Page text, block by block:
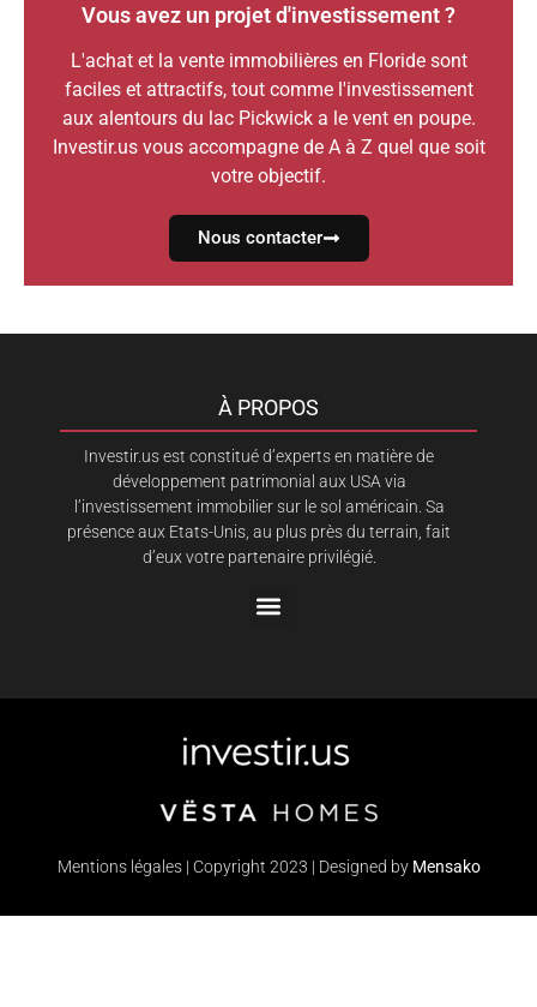
Vous avez un projet d'investissement ?
L'achat et la vente immobilières en Floride sont
faciles et attractifs, tout comme l'investissement
aux alentours du lac Pickwick a le vent en poupe.
Investir.us vous accompagne de A à Z quel que soit
votre objectif.
Nous contacter
À PROPOS
Investir.us est constitué d’experts en matière de
développement patrimonial aux USA via
l’investissement immobilier sur le sol américain. Sa
présence aux Etats-Unis, au plus près du terrain, fait
d’eux votre partenaire privilégié.
Mentions légales | Copyright 2023 | Designed by Mensako